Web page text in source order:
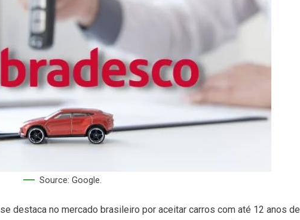
Source: Google.
se destaca no mercado brasileiro por aceitar carros com até 12 anos de